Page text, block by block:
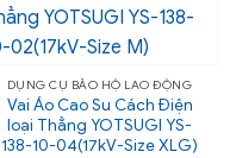
DỤNG CỤ BẢO HỘ LAO ĐỘNG
Vai Áo Cao Su Cách Điện
loại Thẳng YOTSUGI YS-
138-10-04(17kV-Size XLG)